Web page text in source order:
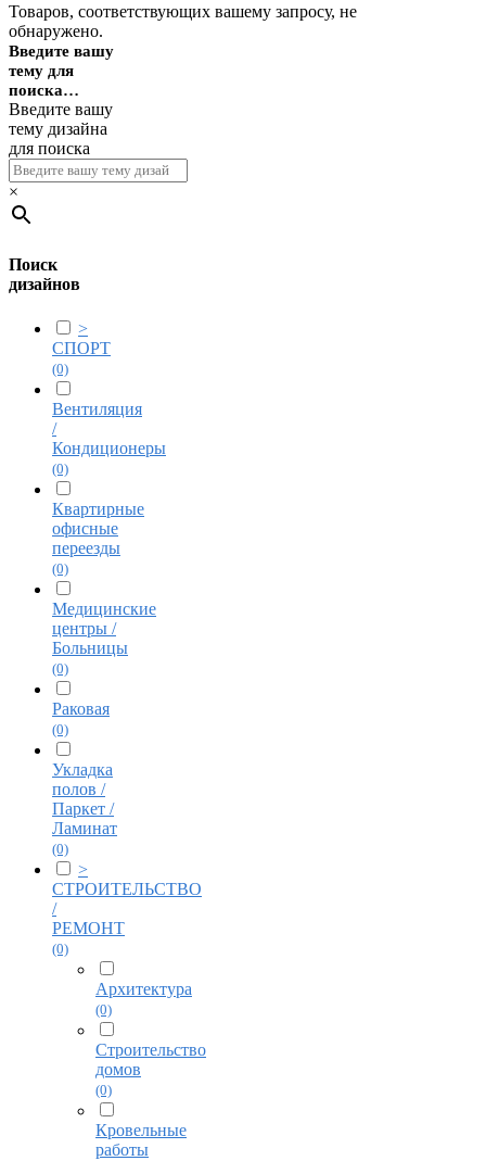
Товаров, соответствующих вашему запросу, не
обнаружено.
Введите вашу
тему для
поиска…
Введите вашу
тему дизайна
для поиска
×
Поиск
дизайнов
>
СПОРТ
(0)
Вентиляция
/
Кондиционеры
(0)
Квартирные
офисные
переезды
(0)
Медицинские
центры /
Больницы
(0)
Раковая
(0)
Укладка
полов /
Паркет /
Ламинат
(0)
>
СТРОИТЕЛЬСТВО
/
РЕМОНТ
(0)
Архитектура
(0)
Строительство
домов
(0)
Кровельные
работы